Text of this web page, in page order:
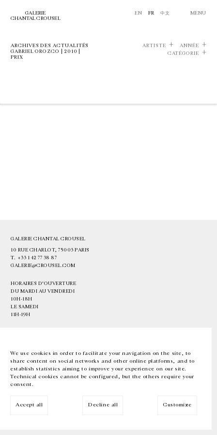
We use cookies in order to facilitate your navigation on the site, to
share content on social networks and other online platforms, and to
establish statistics aiming to improve your experience on our site.
Technical cookies cannot be configured, but the others require your
consent.
Accept all Decline all Customize
GALERIE
CHANTAL CROUSEL
EN FR 中文 MENU
ARCHIVES DES ACTUALITÉS
GABRIEL OROZCO | 2010 |
PRIX
ARTISTE
ANNÉE
CATÉGORIE
GALERIE CHANTAL CROUSEL
10 RUE CHARLOT, 75003 PARIS
T. +33 1 42 77 38 87
GALERIE@CROUSEL.COM
HORAIRES D'OUVERTURE
DU MARDI AU VENDREDI
10H-18H
LE SAMEDI
11H-19H
EN FR 中文 Facebook Instagram
Inscrivez-vous à notre newsletter